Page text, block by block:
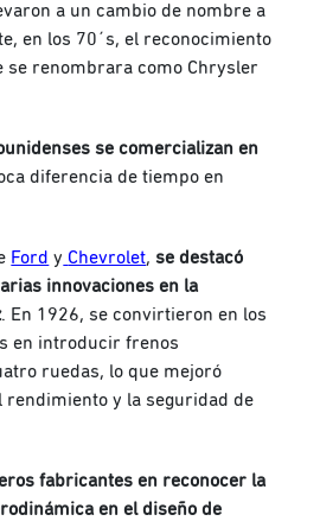
a un cambio de nombre a
en los 70´s, el reconocimiento
se renombrara como Chrysler
se comercializan en
diferencia de tiempo en
Ford y Chevrolet,se destacó
innovaciones en la
. En 1926, se convirtieron en los
en introducir frenos
ruedas, lo que mejoró
rendimiento y la seguridad de
fabricantes en reconocer la
en el diseño de